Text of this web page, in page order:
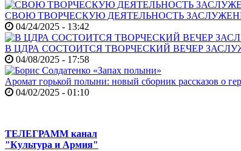
СВОЮ ТВОРЧЕСКУЮ ДЕЯТЕЛЬНОСТЬ
04/24/2025 - 13:42
В ЦДРА СОСТОИТСЯ ТВОРЧЕСКИЙ ВЕЧЕР
04/08/2025 - 17:58
Аромат горькой полыни: новый сборник рассказов о
04/02/2025 - 01:10
ТЕЛЕГРАММ канал
"Культура и Армия"